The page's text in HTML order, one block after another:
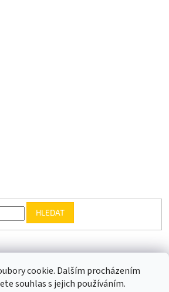
cookie. Dalším procházením
souhlas s jejich používáním.
HLEDAT